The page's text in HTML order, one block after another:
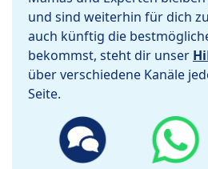
und sind weiterhin für dich
auch künftig die
bekommst, steht dir unser
über verschiedene Kanäle
Seite.